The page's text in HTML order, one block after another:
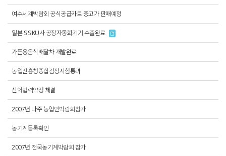
여수세계박람회 공식공급카트 중고가 판매예정
일본 SISIKU사 공장자동화기기 수출완료
가든용음식배달차 개발완료
농업진흥청종합검정시험통과
산학협력약정 체결
2007년 나주 농업인박람회참가
농기계등록확인
2007년 전국농기계박람회 참가